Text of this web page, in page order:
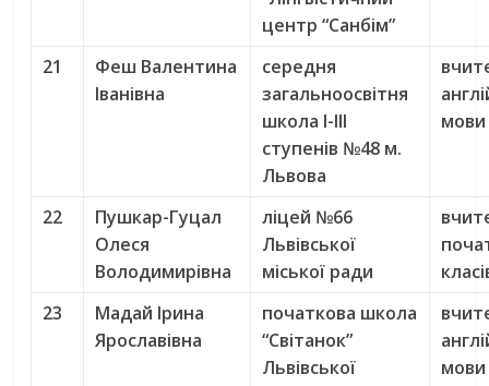
центр “Санбім”
21
Феш Валентина
Іванівна
середня
загальноосвітня
школа І-ІІІ
ступенів №48 м.
Львова
мови
22
Пушкар-Гуцал
Олеся
Володимирівна
ліцей №66
Львівської
міської ради
23
Мадай Ірина
Ярославівна
початкова школа
“Світанок”
Львівської
мови